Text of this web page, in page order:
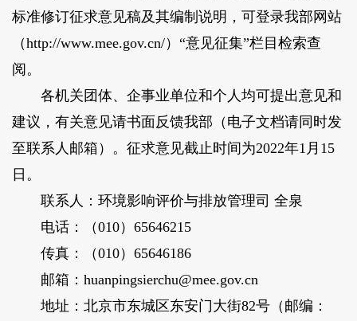
标准修订征求意见稿及其编制说明，可登录我部网站
（http://www.mee.gov.cn/）“意见征集”栏目检索查
阅。
各机关团体、企事业单位和个人均可提出意见和
建议，有关意见请书面反馈我部（电子文档请同时发
至联系人邮箱）。征求意见截止时间为2022年1月15
日。
联系人：环境影响评价与排放管理司 全泉
电话：（010）65646215
传真：（010）65646186
邮箱：huanpingsierchu@mee.gov.cn
地址：北京市东城区东安门大街82号（邮编：